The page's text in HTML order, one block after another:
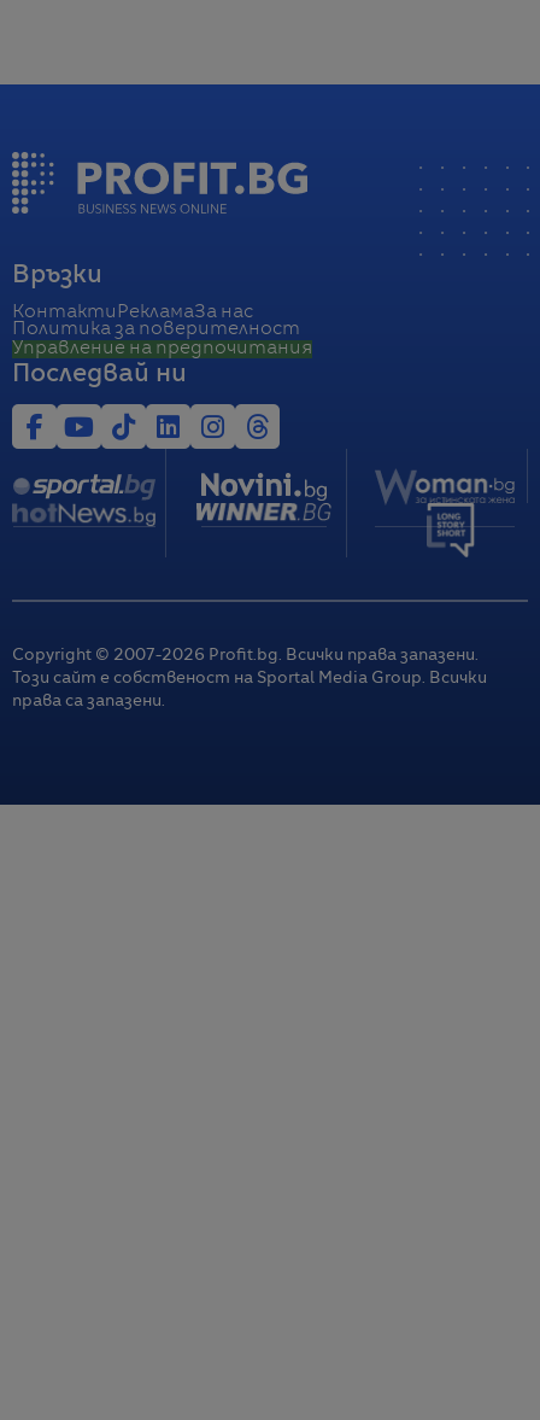
Връзки
Контакти РекламаЗа нас
Политика за поверителност
Управление на предпочитания
Последвай ни
Copyright © 2007-2026 Profit.bg. Всички права запазени.
Този сайт е собственост на Sportal Media Group. Всички
права са запазени.